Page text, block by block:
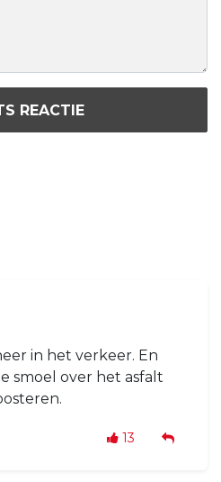
REACTIE
in het verkeer. En
smoel over het asfalt
13